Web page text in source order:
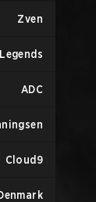
Zven
ADC
Cloud9